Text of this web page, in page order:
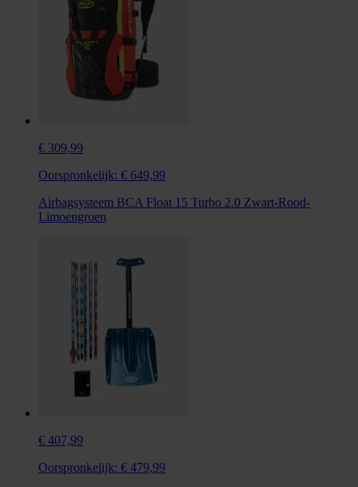
€ 309,99
Oorspronkelijk: € 649,99
Airbagsysteem BCA Float 15 Turbo 2.0 Zwart-Rood-
Limoengroen
€ 407,99
Oorspronkelijk: € 479,99